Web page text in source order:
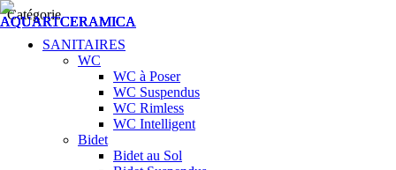
Catégorie
SANITAIRES
WC
WC à Poser
WC Suspendus
WC Rimless
WC Intelligent
Bidet
Bidet au Sol